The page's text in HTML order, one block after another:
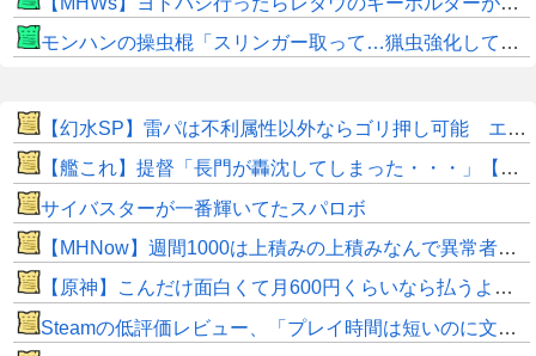
モンハンの操虫棍「スリンガー取って…猟虫強化して…エキス取って… よし、戦うぞ」←これ
【幻水SP】雷パは不利属性以外ならゴリ押し可能 エギル・ラグナル・キカが強力
【艦これ】提督「長門が轟沈してしまった・・・」【SS】
サイバスターが一番輝いてたスパロボ
【MHNow】週間1000は上積みの上積みなんで異常者です
【原神】こんだけ面白くて月600円くらいなら払うよな。
Steamの低評価レビュー、「プレイ時間は短いのに文章は長い」という謎の傾向が分析で浮き彫りに